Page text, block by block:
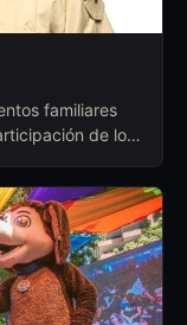
familiares
de los